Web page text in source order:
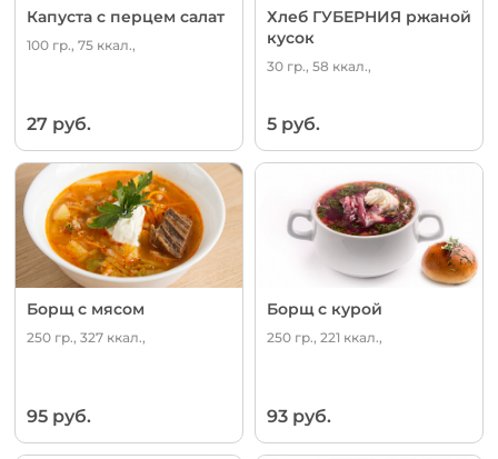
Капуста с перцем салат
100 гр., 75 ккал.,
27 руб.
Хлеб ГУБЕРНИЯ ржаной
кусок
30 гр., 58 ккал.,
5 руб.
Борщ с мясом
250 гр., 327 ккал.,
95 руб.
Борщ с курой
250 гр., 221 ккал.,
93 руб.